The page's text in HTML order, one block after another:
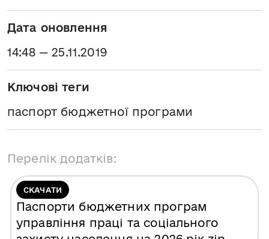
Дата оновлення
14:48 — 25.11.2019
Ключові теги
паспорт бюджетної програми
Перелік додатків:
СКАЧАТИ
Паспорти бюджетних програм
управління праці та соціального